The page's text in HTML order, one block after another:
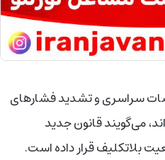
سراسری و تشدید فشارهای
می‌گویند قانون جدید
بلاتکلیف قرار داده است.